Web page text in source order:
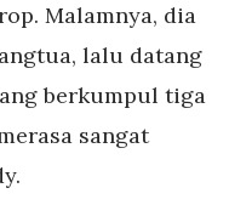
Malamnya, dia
lalu datang
berkumpul tiga
sangat